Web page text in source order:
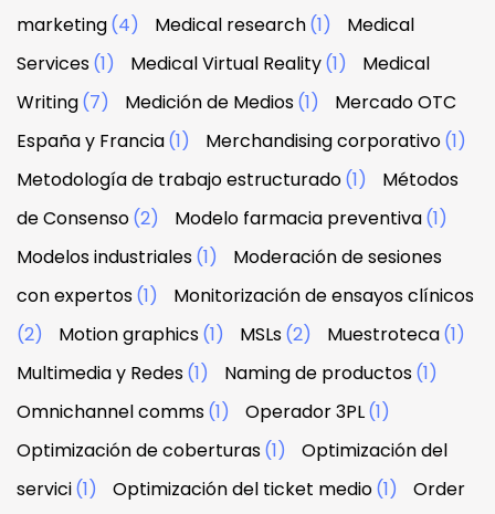
marketing(4) Medical research(1)
Medical
Services(1) Medical Virtual Reality(1)
Medical
Writing(7) Medición de Medios(1)
Mercado OTC
España y Francia(1) Merchandising corporativo(1)
Metodología de trabajo estructurado(1)
Métodos
de Consenso(2) Modelo farmacia preventiva(1)
Modelos industriales(1)
Moderación de sesiones
con expertos(1)
Monitorización de ensayos clínicos
(2)
Motion graphics(1) MSLs(2) Muestroteca(1)
Multimedia y Redes(1) Naming de productos(1)
Omnichannel comms(1) Operador 3PL(1)
Optimización de coberturas(1)
Optimización del
servici(1) Optimización del ticket medio(1)
Order